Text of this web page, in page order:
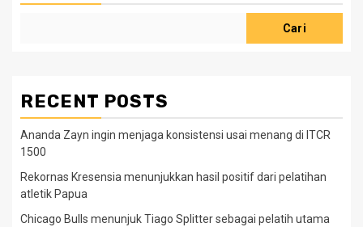
Cari
RECENT POSTS
Ananda Zayn ingin menjaga konsistensi usai menang di ITCR
1500
Rekornas Kresensia menunjukkan hasil positif dari pelatihan
atletik Papua
Chicago Bulls menunjuk Tiago Splitter sebagai pelatih utama